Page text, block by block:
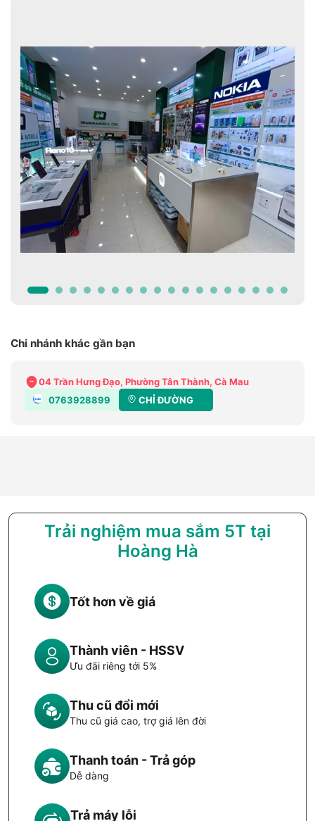
Chi nhánh khác gần bạn
04 Trần Hưng Đạo, Phường Tân Thành, Cà Mau
0763928899
CHỈ ĐƯỜNG
Trải nghiệm mua sắm 5T tại
Hoàng Hà
Tốt hơn về giá
Thành viên - HSSV
Ưu đãi riêng tới 5%
Thu cũ đổi mới
Thu cũ giá cao, trợ giá lên đời
Thanh toán - Trả góp
Dễ dàng
Trả máy lỗi